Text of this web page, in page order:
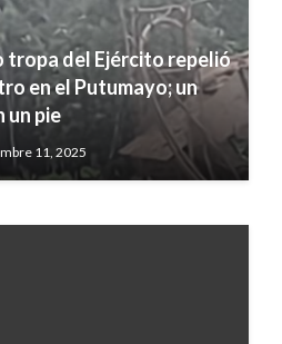
tropa del Ejército repelió
en el Putumayo; un
un pie
11, 2025
de Bolívar dejó un
2019